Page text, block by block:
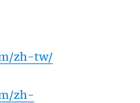
zh-tw/
zh-